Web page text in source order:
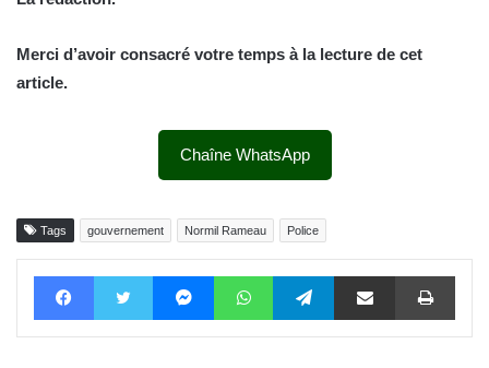
Merci d’avoir consacré votre temps à la lecture de cet
article.
Chaîne WhatsApp
Tags gouvernement Normil Rameau Police
FacebookTwitter MessengerWhatsAppTelegram Partager par email